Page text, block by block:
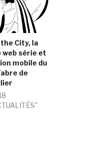
City, la
web série et
mobile du
de